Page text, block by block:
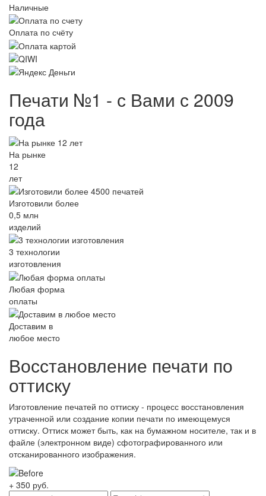
Наличные
Оплата по счёту
Печати №1 - с Вами с 2009
года
На рынке
12
лет
Изготовили более
0,5 млн
изделий
3 технологии
изготовления
Любая форма
оплаты
Доставим в
любое место
Восстановление печати по
оттиску
Изготовление печатей по оттиску - процесс восстановления
утраченной или создание копии печати по имеющемуся
оттиску. Оттиск может быть, как на бумажном носителе, так и в
файле (электронном виде) сфотографированного или
отсканированного изображения.
+ 350 руб.